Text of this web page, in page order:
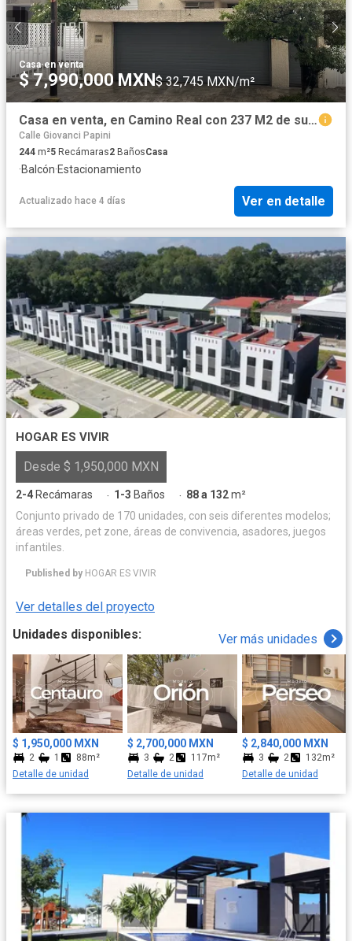
Casa·en venta
$ 7,990,000 MXN$ 32,745 MXN/m²
Casa en venta, en Camino Real con 237 M2 de superficie!
Calle Giovanci Papini
244 m²5 Recámaras2 BañosCasa
·Balcón·Estacionamiento
Actualizado hace 4 días Ver en detalle
HOGAR ES VIVIR
Desde $ 1,950,000 MXN
2-4 Recámaras · 1-3 Baños · 88 a 132m²
Conjunto privado de 170 unidades, con seis diferentes modelos;
áreas verdes, pet zone, áreas de convivencia, asadores, juegos
infantiles.
Published by HOGAR ES VIVIR
Ver detalles del proyecto
Unidades disponibles:
Ver más unidades
$ 1,950,000 MXN
2 1
88m²
Detalle de unidad
$ 2,700,000 MXN
3 2
117m²
Detalle de unidad
$ 2,840,000 MXN
3 2
132m²
Detalle de unidad